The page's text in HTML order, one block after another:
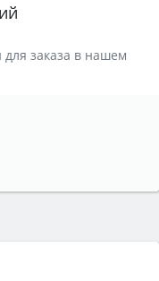
заказа в нашем